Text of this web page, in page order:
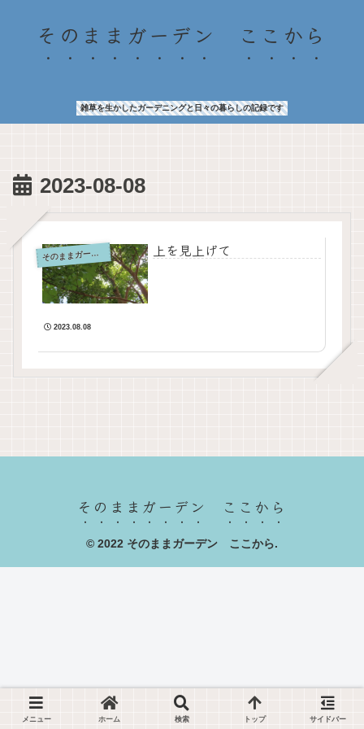
そのままガーデン ここから
雑草を生かしたガーデニングと日々の暮らしの記録です
2023-08-08
そ
のままガーデン 上を見上げて
2023.08.08
そのままガーデン ここから
© 2022 そのままガーデン ここから.
メニュー ホーム 検索 トップ サイドバー